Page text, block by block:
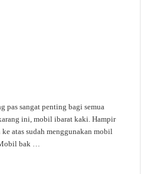
pas sangat penting bagi semua
ini, mobil ibarat kaki. Hampir
ke atas sudah menggunakan mobil
Mobil bak …